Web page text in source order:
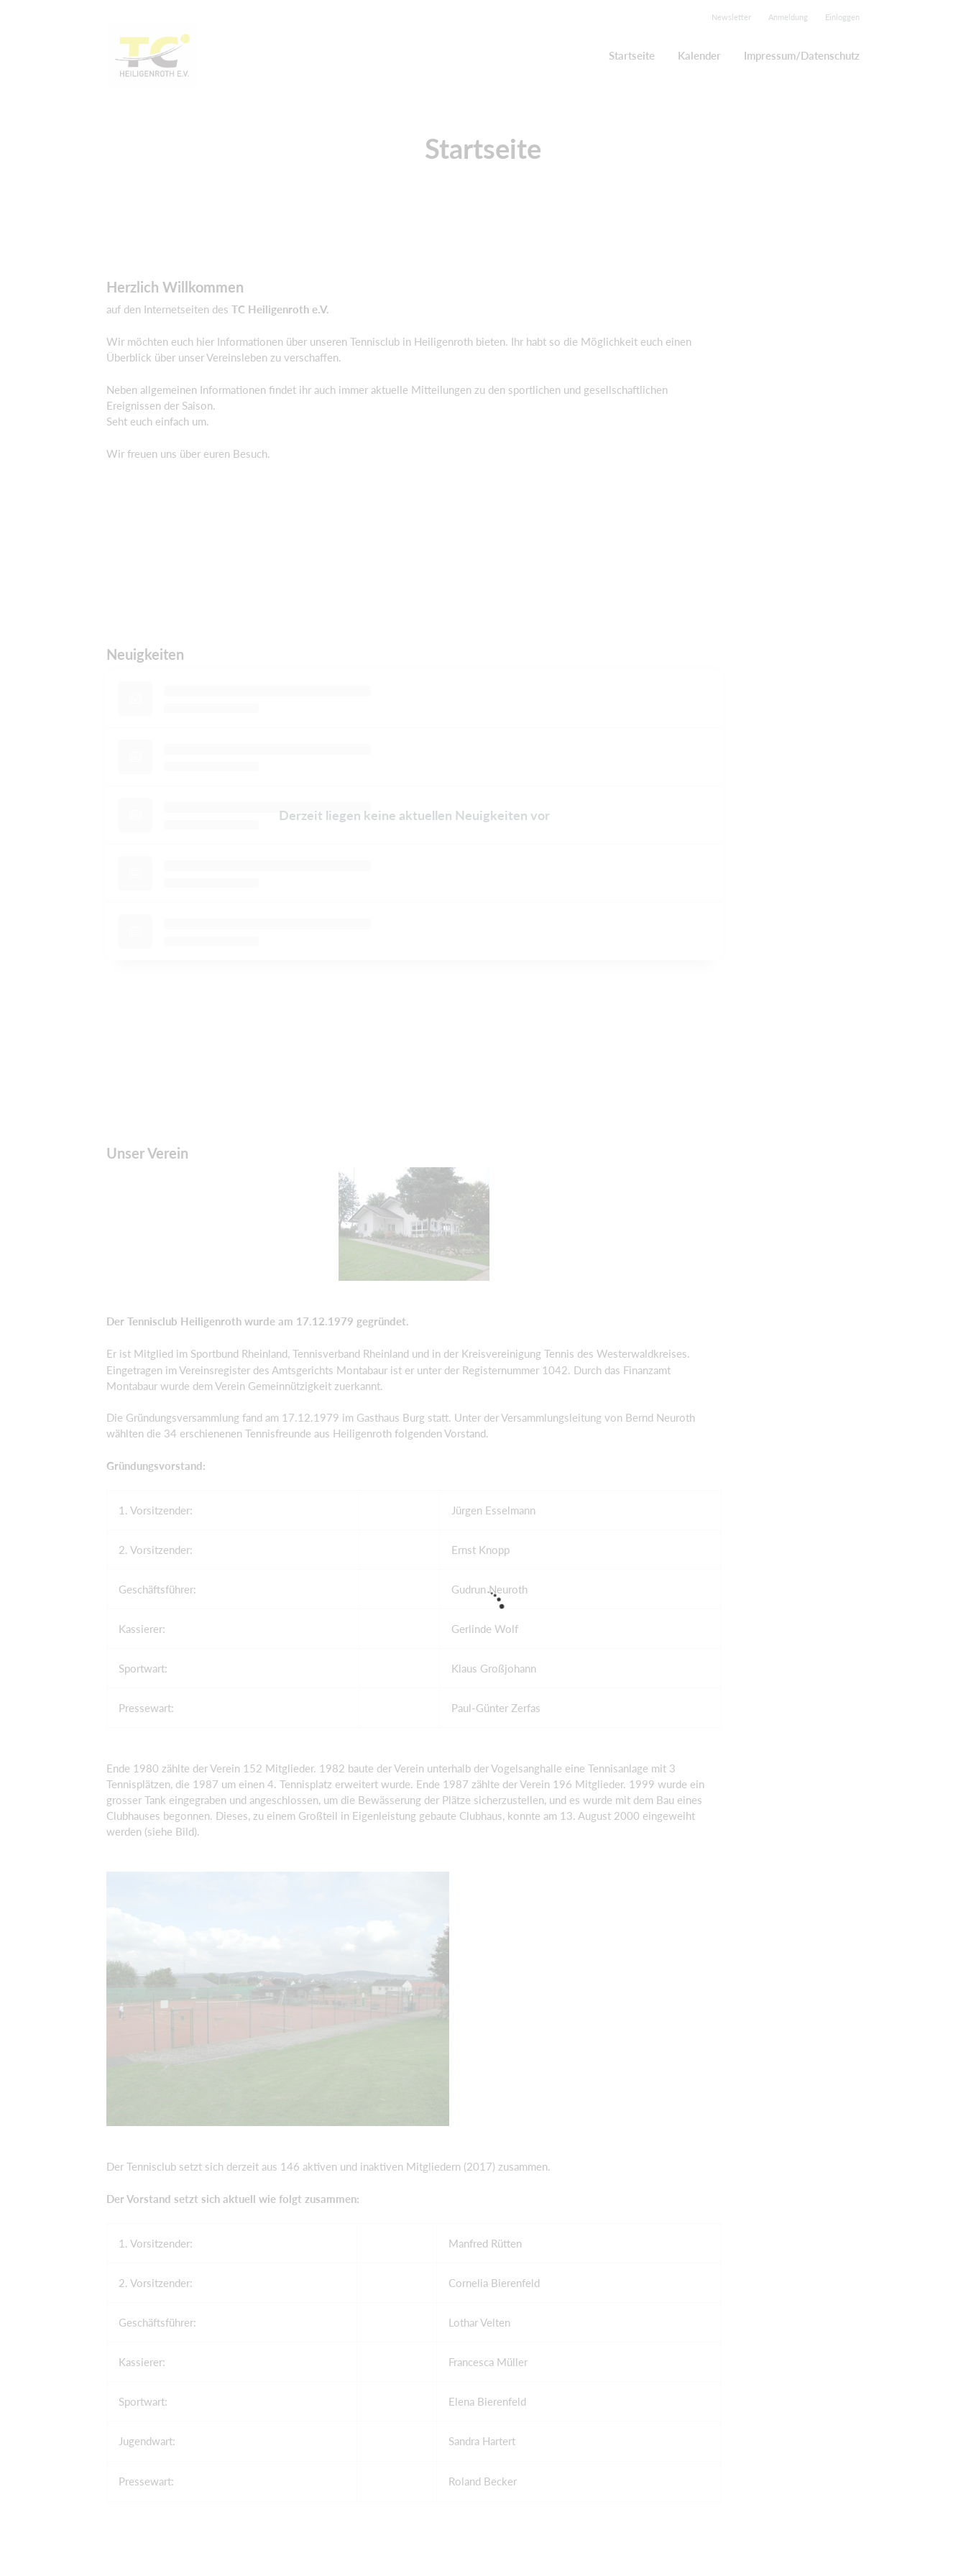
Newsletter Anmeldung Einloggen
Startseite Kalender Impressum/Datenschutz
Startseite
Herzlich Willkommen
auf den Internetseiten des TC Heiligenroth e.V.
Wir möchten euch hier Informationen über unseren Tennisclub in Heiligenroth bieten. Ihr habt so die Möglichkeit euch einen
Überblick über unser Vereinsleben zu verschaffen.
Neben allgemeinen Informationen findet ihr auch immer aktuelle Mitteilungen zu den sportlichen und gesellschaftlichen
Ereignissen der Saison.
Seht euch einfach um.
Wir freuen uns über euren Besuch.
Neuigkeiten
Derzeit liegen keine aktuellen Neuigkeiten vor
Unser Verein
Der Tennisclub Heiligenroth wurde am 17.12.1979 gegründet.
Er ist Mitglied im Sportbund Rheinland, Tennisverband Rheinland und in der Kreisvereinigung Tennis des Westerwaldkreises.
Eingetragen im Vereinsregister des Amtsgerichts Montabaur ist er unter der Registernummer 1042. Durch das Finanzamt
Montabaur wurde dem Verein Gemeinnützigkeit zuerkannt.
Die Gründungsversammlung fand am 17.12.1979 im Gasthaus Burg statt. Unter der Versammlungsleitung von Bernd Neuroth
wählten die 34 erschienenen Tennisfreunde aus Heiligenroth folgenden Vorstand.
Gründungsvorstand:
1. Vorsitzender: Jürgen Esselmann
2. Vorsitzender: Ernst Knopp
Geschäftsführer: Gudrun Neuroth
Kassierer: Gerlinde Wolf
Sportwart: Klaus Großjohann
Pressewart: Paul-Günter Zerfas
Ende 1980 zählte der Verein 152 Mitglieder. 1982 baute der Verein unterhalb der Vogelsanghalle eine Tennisanlage mit 3
Tennisplätzen, die 1987 um einen 4. Tennisplatz erweitert wurde. Ende 1987 zählte der Verein 196 Mitglieder. 1999 wurde ein
grosser Tank eingegraben und angeschlossen, um die Bewässerung der Plätze sicherzustellen, und es wurde mit dem Bau eines
Clubhauses begonnen. Dieses, zu einem Großteil in Eigenleistung gebaute Clubhaus, konnte am 13. August 2000 eingeweiht
werden (siehe Bild).
Der Tennisclub setzt sich derzeit aus 146 aktiven und inaktiven Mitgliedern (2017) zusammen.
Der Vorstand setzt sich aktuell wie folgt zusammen:
1. Vorsitzender: Manfred Rütten
2. Vorsitzender: Cornelia Bierenfeld
Geschäftsführer: Lothar Velten
Kassierer: Francesca Müller
Sportwart: Elena Bierenfeld
Jugendwart: Sandra Hartert
Pressewart: Roland Becker